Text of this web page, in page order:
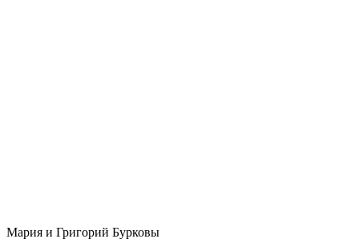
Мария и Григорий Бурковы